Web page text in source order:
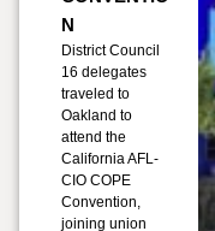
N
District Council
16 delegates
traveled to
Oakland to
attend the
California AFL-
CIO COPE
Convention,
joining union